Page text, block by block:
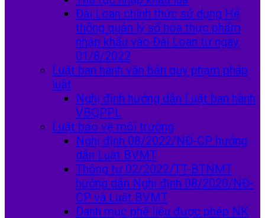
Đài Loan chính thức sử dụng Hệ
thống quản lý số hóa thực phẩm
nhập khẩu vào Đài Loan từ ngày
01/8/2022
Luật ban hành văn bản quy phạm pháp
luật
Nghị định hướng dẫn Luật ban hành
VBQPPL
Luật bảo vệ môi trường
Nghị định 08/2022/NĐ-CP hướng
dẫn Luật BVMT
Thông tư 02/2022/TT-BTNMT
hướng dẫn Nghị định 08/2020/NĐ-
CP và Luật BVMT
Danh mục phế liệu được phép NK